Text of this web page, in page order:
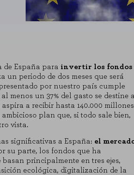
de España para invertir los fondos
un periodo de dos meses que será
por nuestro país cumple
menos un 37% del gasto se destine
a recibir hasta 140.000 millones
plan que, si todo sale bien,
vista.
significativas a España: el
su parte, los fondos que ha
principalmente en tres ejes,
ecológica, digitalización de la